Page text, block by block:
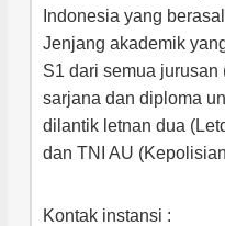
Indonesia yang
Jenjang akademik
S1 dari semua
sarjana dan diploma
dilantik letnan dua
dan TNI AU
Kontak instansi :